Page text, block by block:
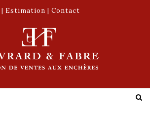
| Estimation | Contact